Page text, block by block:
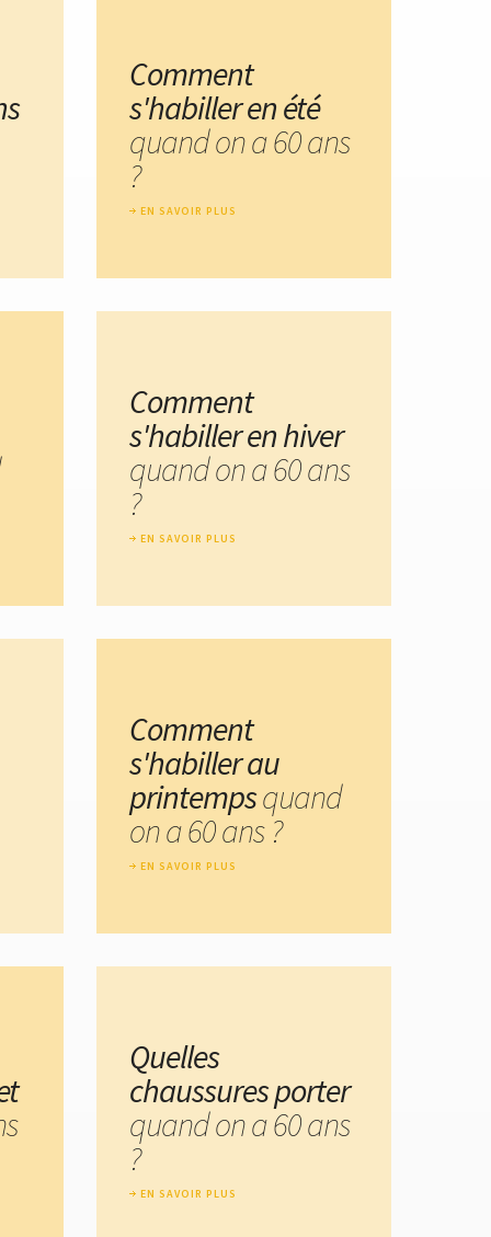
Comment
s'habiller en été
quand on a 60 ans
?
EN SAVOIR PLUS
Comment
s'habiller en hiver
quand on a 60 ans
?
EN SAVOIR PLUS
Comment
s'habiller au
printempsquand
on a 60 ans ?
EN SAVOIR PLUS
Quelles
chaussures porter
quand on a 60 ans
?
EN SAVOIR PLUS